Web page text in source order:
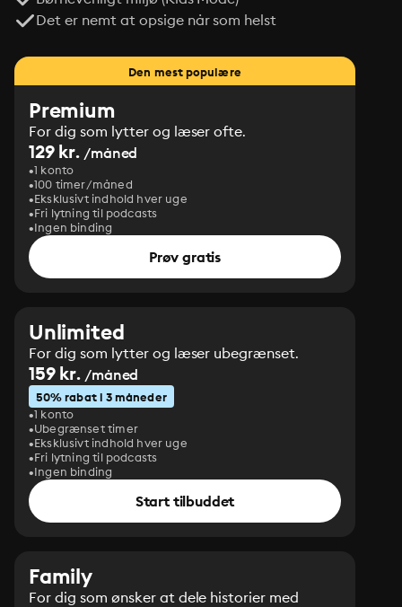
Det er nemt at opsige når som helst
Den mest populære
Premium
For dig som lytter og læser ofte.
129 kr. /måned
1 konto
100 timer/måned
Eksklusivt indhold hver uge
Fri lytning til podcasts
Ingen binding
Prøv gratis
Unlimited
For dig som lytter og læser ubegrænset.
159 kr. /måned
50% rabat i 3 måneder
1 konto
Ubegrænset timer
Eksklusivt indhold hver uge
Fri lytning til podcasts
Ingen binding
Start tilbuddet
Family
For dig som ønsker at dele historier med